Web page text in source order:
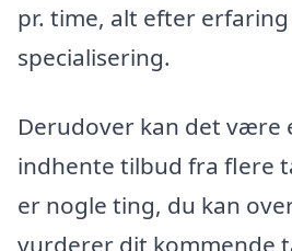
pr. time, alt efter
specialisering.
Derudover kan det være
indhente tilbud fra flere
er nogle ting, du kan
vurderer dit kommende